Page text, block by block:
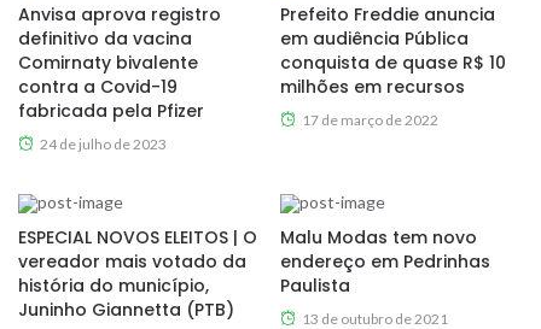
Anvisa aprova registro
definitivo da vacina
Comirnaty bivalente
contra a Covid-19
fabricada pela Pfizer
24 de julho de 2023
Prefeito Freddie anuncia
em audiência Pública
conquista de quase R$ 10
milhões em recursos
17 de março de 2022
ESPECIAL NOVOS ELEITOS | O
vereador mais votado da
história do município,
Juninho Giannetta (PTB)
Malu Modas tem novo
endereço em Pedrinhas
Paulista
13 de outubro de 2021